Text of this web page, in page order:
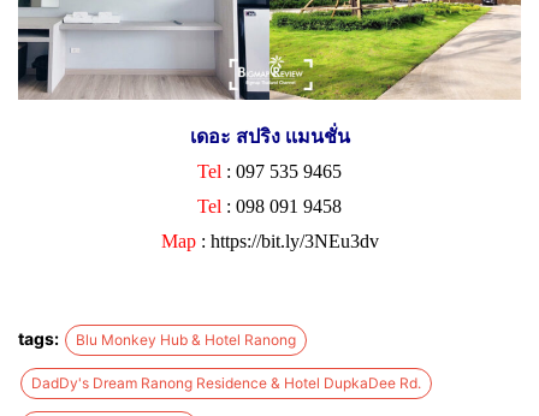
เดอะ สปริง เเมนชั่น
Tel : 097 535 9465
Tel : 098 091 9458
Map: https://bit.ly/3NEu3dv
tags: Blu Monkey Hub & Hotel Ranong
DadDy's Dream Ranong Residence & Hotel DupkaDee Rd.